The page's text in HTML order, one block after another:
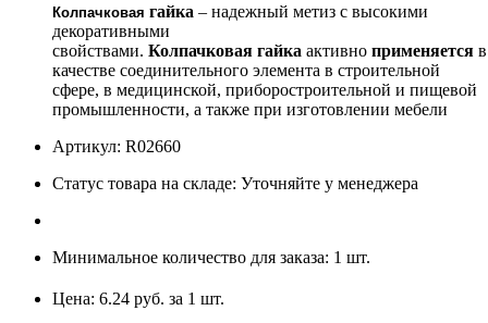
Колпачковая гайка – надежный метиз с высокими
декоративными
свойствами. Колпачковая гайка активно применяется в
качестве соединительного элемента в строительной
сфере, в медицинской, приборостроительной и пищевой
промышленности, а также при изготовлении мебели
Артикул: R02660
Статус товара на складе: Уточняйте у менеджера
Минимальное количество для заказа: 1 шт.
Цена: 6.24 руб. за 1 шт.